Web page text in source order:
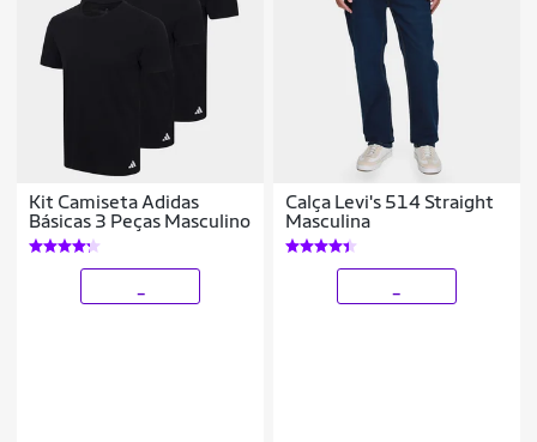
Kit Camiseta Adidas
Básicas 3 Peças Masculino
Calça Levi's 514 Straight
Masculina